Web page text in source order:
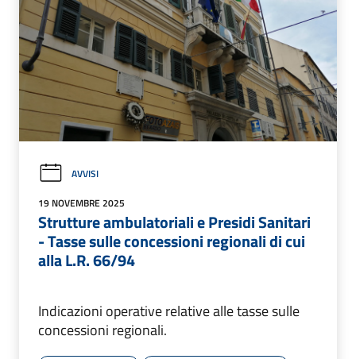
AVVISI
19 NOVEMBRE 2025
Strutture ambulatoriali e Presidi Sanitari
- Tasse sulle concessioni regionali di cui
alla L.R. 66/94
Indicazioni operative relative alle tasse sulle
concessioni regionali.